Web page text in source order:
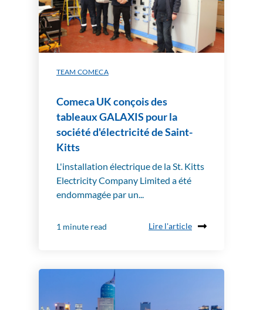
TEAM COMECA
Comeca UK conçois des
tableaux GALAXIS pour la
société d'électricité de Saint-
Kitts
L'installation électrique de la St. Kitts
Electricity Company Limited a été
endommagée par un...
1 minute read Lire l'article